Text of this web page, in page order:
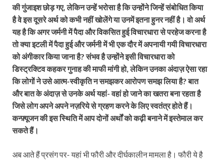
की गुंजाइश छोड़ गए, लेकिन उन्हें भरोसा है कि उन्होंने जिन्हें संबोधित किया
है वे इस दूसरे अर्थ को कभी नहीं खोलेंगे या उनमें इतना हुनर नहीं है। वो अर्थ
यह है कि अगर जर्मनी में पैदा और विकसित हुई विचारधारा से परहेज करना है
तो क्या इटली में पैदा हुई और जर्मनी में भी एक दौर में अपनायी गयी विचारधारा
को अंगीकार किया जाना है? संभव है उन्होंने इसी विचारधारा को
डिस्ट्रक्टिव कहकर गुनाह की माफी मांगी हो, लेकिन उनका अंदाज़ ऐसा रहा
कि लोगों ने उसे आत्म-स्वीकृति न समझकर आरोपण समझ लिया है? बात
और बात के अंदाज़ से उनके अर्थ यहां- वहां हो जाने का खतरा बना रहता है
जिसे लोग अपने अपने नज़रिये से ग्रहण करने के लिए स्वतंत्र होते हैं।
कन्फ़्यूजन की इस स्थिति में आप दोनों अर्थों को कढ़ी बनाने में इस्तेमाल कर
सकते हैं।
अब आते हैं प्रसंग पर- यहां भी फौरी और दीर्घकालीन मामला है। फौरी ये है